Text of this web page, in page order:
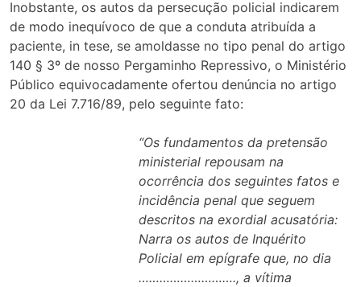
Inobstante, os autos da persecução policial indicarem
de modo inequívoco de que a conduta atribuída a
paciente, in tese, se amoldasse no tipo penal do artigo
140 § 3º de nosso Pergaminho Repressivo, o Ministério
Público equivocadamente ofertou denúncia no artigo
20 da Lei 7.716/89, pelo seguinte fato:
“Os fundamentos da pretensão
ministerial repousam na
ocorrência dos seguintes fatos e
incidência penal que seguem
descritos na exordial acusatória:
Narra os autos de Inquérito
Policial em epígrafe que, no dia
………………………., a vítima